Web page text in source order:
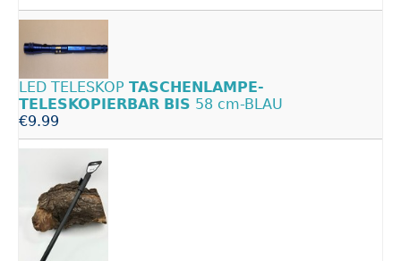
LED TELESKOP TASCHENLAMPE-
TELESKOPIERBAR BIS 58 cm-BLAU
€9.99